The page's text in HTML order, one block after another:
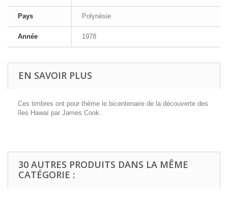
Pays Polynésie
Année 1978
EN SAVOIR PLUS
Ces timbres ont pour thème le bicentenaire de la découverte des
îles Hawaï par James Cook.
30 AUTRES PRODUITS DANS LA MÊME
CATÉGORIE :